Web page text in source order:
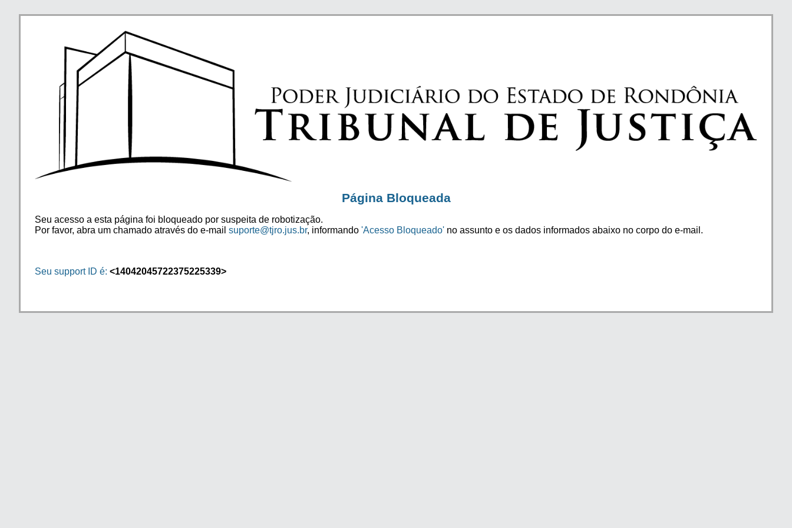
Página Bloqueada
Seu acesso a esta página foi bloqueado por suspeita de robotização.
Por favor, abra um chamado através do e-mail suporte@tjro.jus.br, informando 'Acesso Bloqueado' no assunto e os dados informados abaixo no corpo do e-mail.
Seu support ID é: <14042045722375225339>